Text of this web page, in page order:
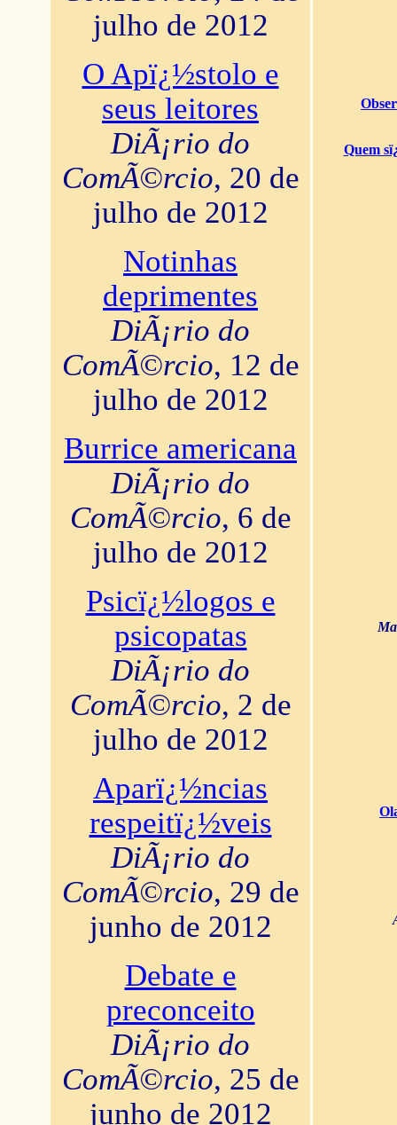
julho de 2012
O Apï¿½stolo e
seus leitores
DiÃ¡rio do
ComÃ©rcio, 20 de
julho de 2012
Notinhas
deprimentes
DiÃ¡rio do
ComÃ©rcio, 12 de
julho de 2012
Burrice americana
DiÃ¡rio do
ComÃ©rcio, 6 de
julho de 2012
Psicï¿½logos e
psicopatas
DiÃ¡rio do
ComÃ©rcio, 2 de
julho de 2012
Aparï¿½ncias
respeitï¿½veis
DiÃ¡rio do
ComÃ©rcio, 29 de
junho de 2012
Debate e
preconceito
DiÃ¡rio do
ComÃ©rcio, 25 de
junho de 2012
Quem